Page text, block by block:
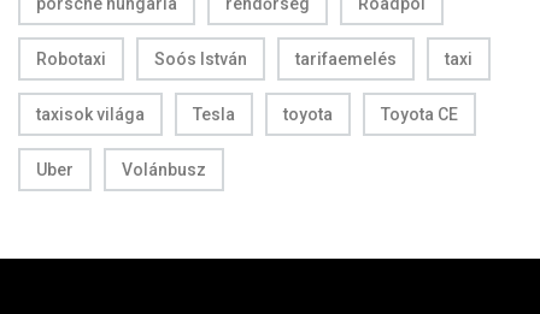
Robotaxi Soós István tarifaemelés taxi
taxisok világa Tesla toyota Toyota CE
Uber Volánbusz